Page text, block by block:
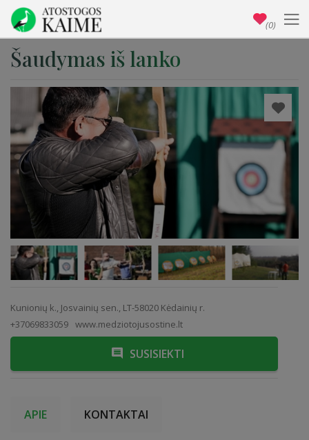
Šaudymas iš lanko
Kunionių k., Josvainių sen., LT-58020 Kėdainių r.
+37069833059 www.medziotojusostine.lt
SUSISIEKTI
APIE KONTAKTAI
(0)